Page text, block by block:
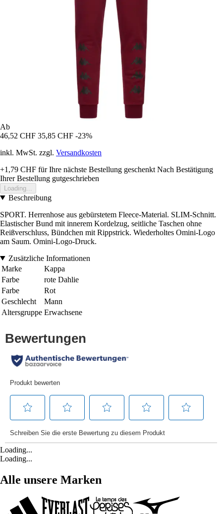
Ab
46,52 CHF 35,85 CHF -23%
inkl. MwSt. zzgl. Versandkosten
+1,79 CHF für Ihre nächste Bestellung geschenkt Nach Bestätigung
Ihrer Bestellung gutgeschrieben
Loading...
Beschreibung
SPORT. Herrenhose aus gebürstetem Fleece-Material. SLIM-Schnitt.
Elastischer Bund mit innerem Kordelzug, seitliche Taschen ohne
Reißverschluss, Bündchen mit Rippstrick. Wiederholtes Omini-Logo
am Saum. Omini-Logo-Druck.
Zusätzliche Informationen
Marke
Kappa
Farbe
rote Dahlie
Farbe
Rot
Geschlecht
Mann
Altersgruppe Erwachsene
Loading...
Loading...
Alle unsere Marken